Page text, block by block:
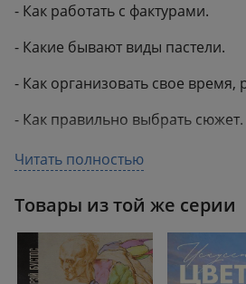
- Как работать с фактурами.
- Какие бывают виды пастели.
- Как организовать свое время,
- Как правильно выбрать сюжет.
Фишки книги
пастелью.
Автор — Ольга Абрамова, чьи
насчитывают более 40 тысяч
Читать полностью
Товары из той же серии